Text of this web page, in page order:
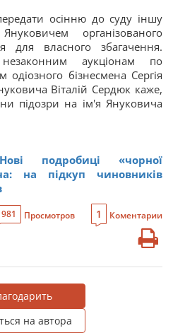
осінню до суду іншу
організованого
для власного збагачення.
аукціонам по
бізнесмена Сергія
Віталій Сердюк каже,
підозри на ім'я Януковича
Нові подробиці «чорної
на підкуп чиновників
Просмотров 1 Коментарии
на автора